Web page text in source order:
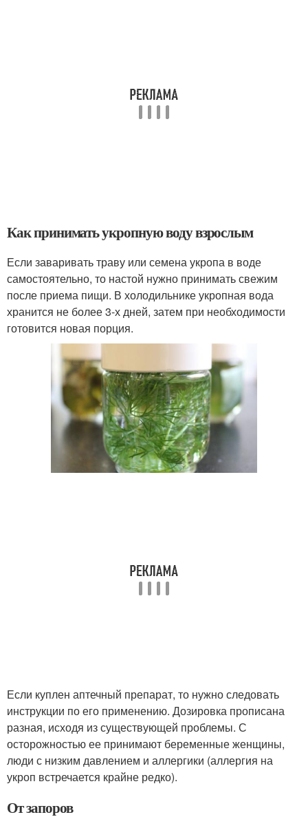
Как принимать укропную воду взрослым
Если заваривать траву или семена укропа в воде
самостоятельно, то настой нужно принимать свежим
после приема пищи. В холодильнике укропная вода
хранится не более 3-х дней, затем при необходимости
готовится новая порция.
Если куплен аптечный препарат, то нужно следовать
инструкции по его применению. Дозировка прописана
разная, исходя из существующей проблемы. С
осторожностью ее принимают беременные женщины,
люди с низким давлением и аллергики (аллергия на
укроп встречается крайне редко).
От запоров